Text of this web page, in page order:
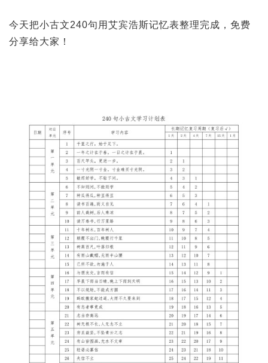
今天把小古文240句用艾宾浩斯记忆表整理完成，免费
分享给大家！